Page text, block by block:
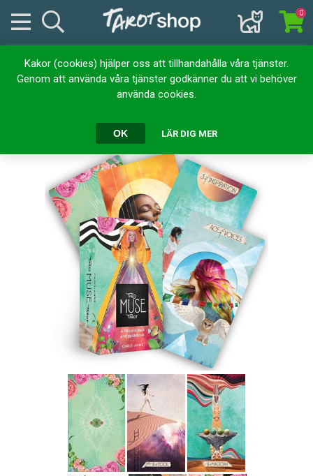
Kakor (cookies) hjälper oss att tillhandahålla våra tjänster.
Genom att använda våra tjänster godkänner du att vi behöver
använda cookies.
OK LÄR DIG MER
0
Hem Kortlekar The Muse Tarot
The Muse Tarot